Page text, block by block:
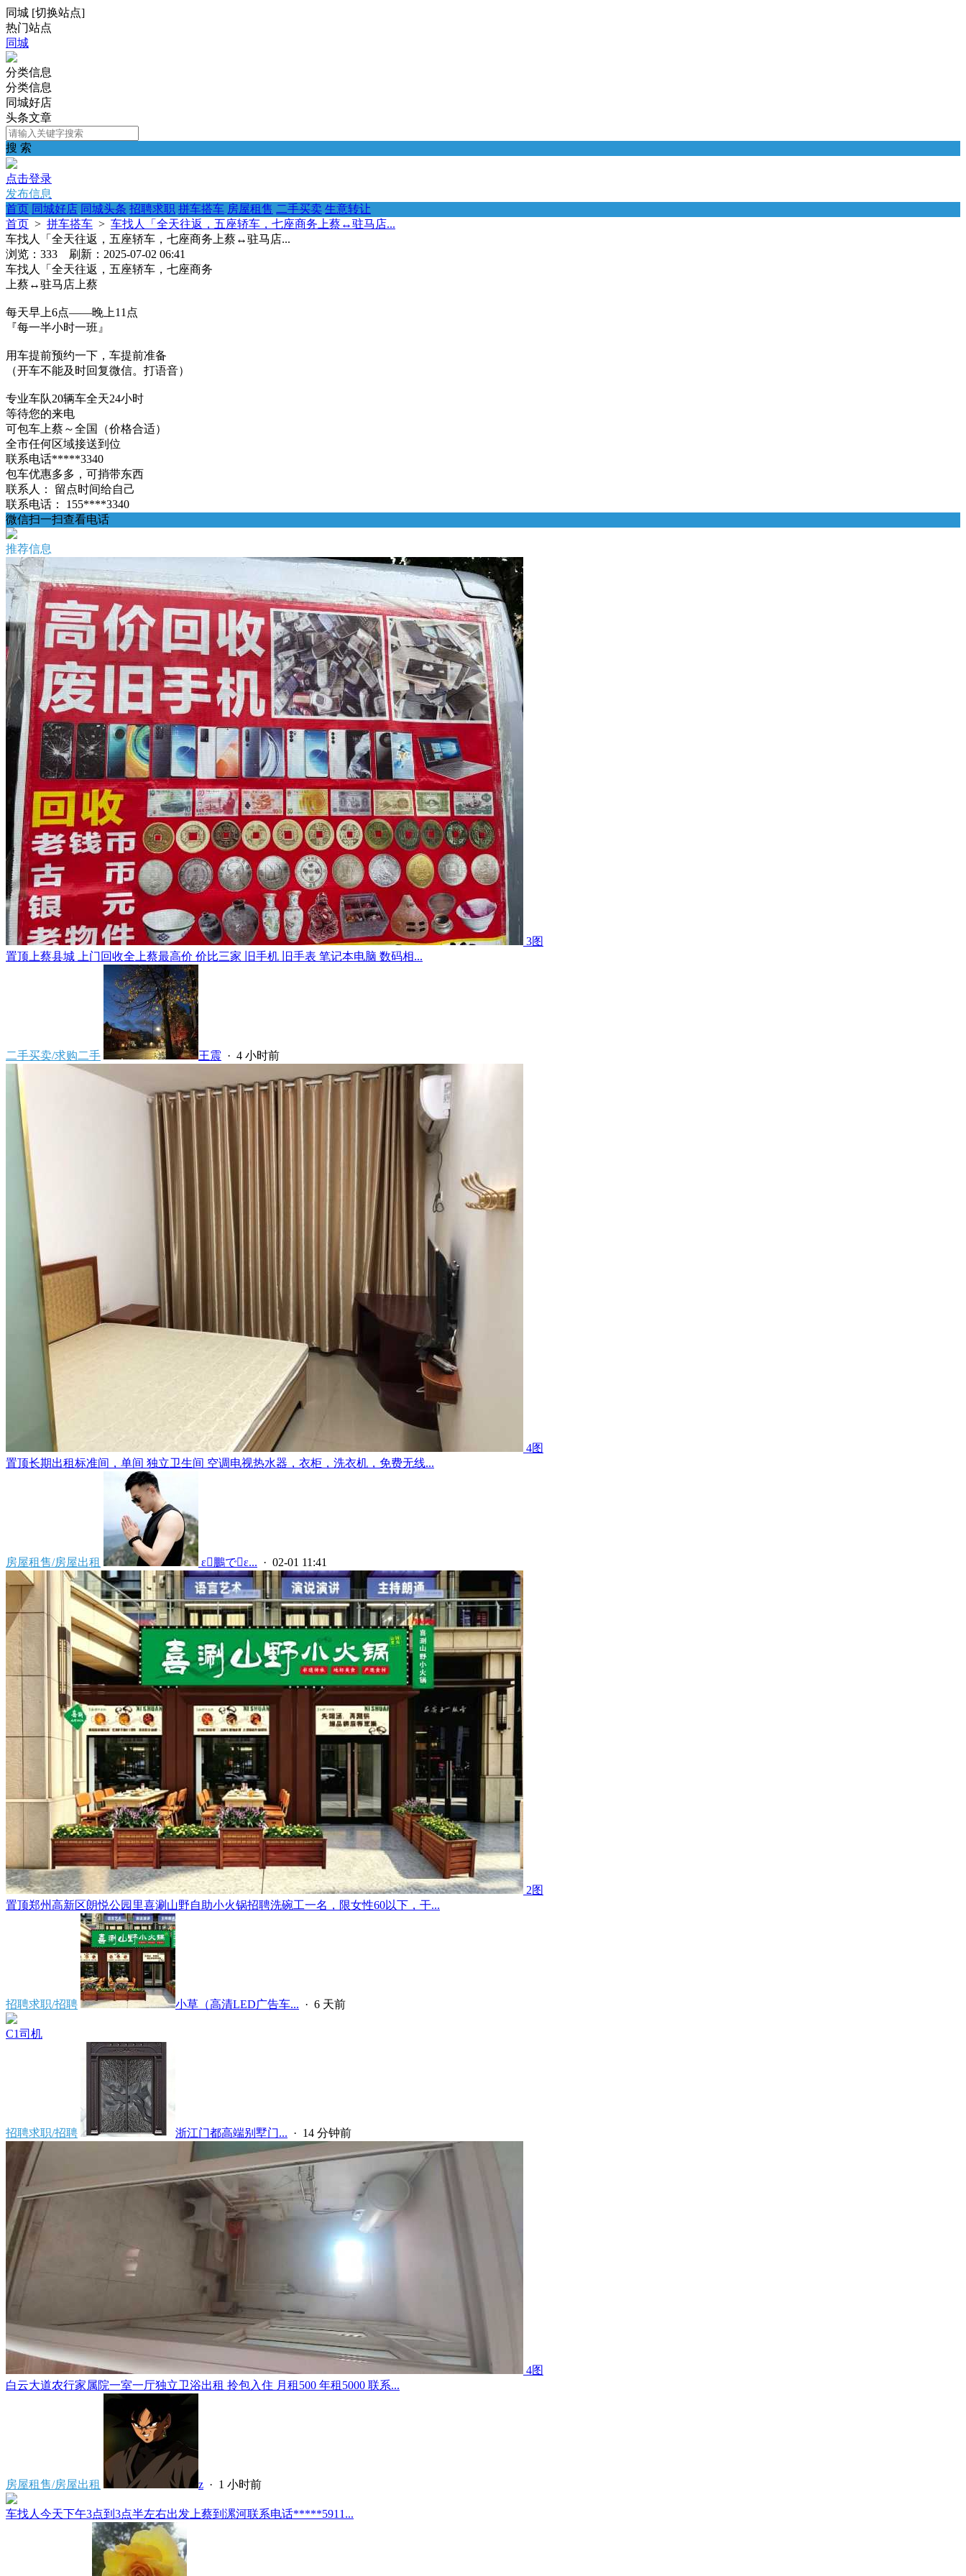
同城 [切换站点]
热门站点
同城
分类信息
分类信息
同城好店
头条文章
搜 索
点击登录
发布信息
首页 同城好店 同城头条 招聘求职 拼车搭车 房屋租售 二手买卖 生意转让
首页 > 拼车搭车 > 车找人「全天往返，五座轿车，七座商务上蔡↔️驻马店...
车找人「全天往返，五座轿车，七座商务上蔡↔️驻马店...
浏览：333 刷新：2025-07-02 06:41
车找人「全天往返，五座轿车，七座商务
上蔡↔️驻马店上蔡
每天早上6点——晚上11点
『每一半小时一班』
用车提前预约一下，车提前准备
（开车不能及时回复微信。打语音）
专业车队20辆车全天24小时
等待您的来电
可包车上蔡～全国（价格合适）
全市任何区域接送到位
联系电话*****3340
包车优惠多多，可捎带东西
联系人：
留点时间给自己
联系电话：
155****3340
微信扫一扫查看电话
推荐信息
3图
置顶 上蔡县城 上门回收全上蔡最高价 价比三家 旧手机 旧手表 笔记本电脑 数码相...
二手买卖/求购二手 王震 · 4 小时前
4图
置顶长期出租标准间，单间 独立卫生间 空调电视热水器，衣柜，洗衣机，免费无线...
房屋租售/房屋出租  ε鵬でε... · 02-01 11:41
2图
置顶郑州高新区朗悦公园里喜涮山野自助小火锅招聘洗碗工一名，限女性60以下，干...
招聘求职/招聘 小草（高清LED广告车... · 6 天前
C1司机
招聘求职/招聘 浙江门都高端别墅门... · 14 分钟前
4图
白云大道农行家属院一室一厅独立卫浴出租 拎包入住 月租500 年租5000 联系...
房屋租售/房屋出租 z · 1 小时前
车找人今天下午3点到3点半左右出发上蔡到漯河联系电话*****5911...